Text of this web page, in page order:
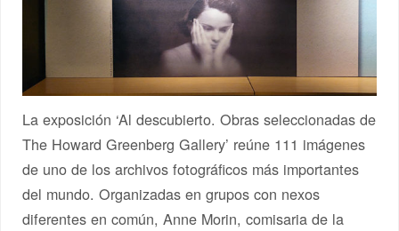
La exposición ‘Al descubierto. Obras seleccionadas de
The Howard Greenberg Gallery’ reúne 111 imágenes
de uno de los archivos fotográficos más importantes
del mundo. Organizadas en grupos con nexos
diferentes en común, Anne Morin, comisaria de la